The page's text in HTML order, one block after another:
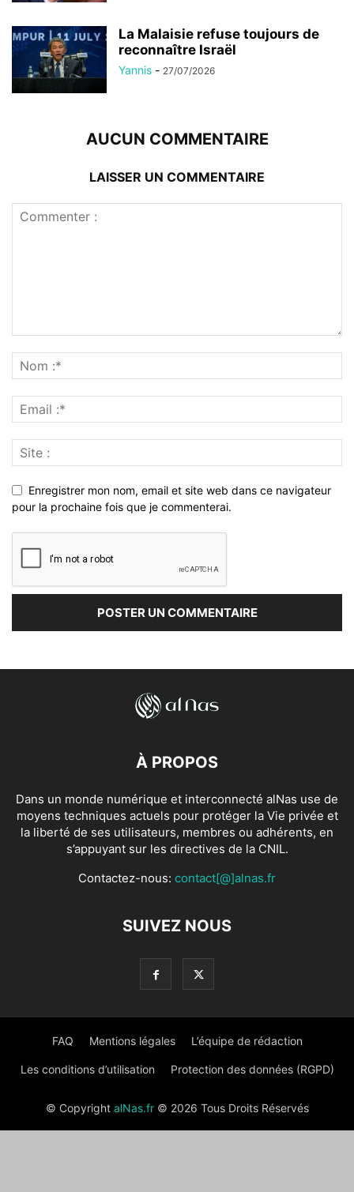
La Malaisie refuse toujours de
reconnaître Israël
Yannis - 27/07/2026
AUCUN COMMENTAIRE
LAISSER UN COMMENTAIRE
Enregistrer mon nom, email et site web dans ce navigateur
pour la prochaine fois que je commenterai.
À PROPOS
Dans un monde numérique et interconnecté alNas use de
moyens techniques actuels pour protéger la Vie privée et
la liberté de ses utilisateurs, membres ou adhérents, en
s’appuyant sur les directives de la CNIL.
Contactez-nous: contact[@]alnas.fr
SUIVEZ NOUS
FAQ Mentions légales L’équipe de rédaction
Les conditions d’utilisation Protection des données (RGPD)
© Copyright alNas.fr© 2026 Tous Droits Réservés